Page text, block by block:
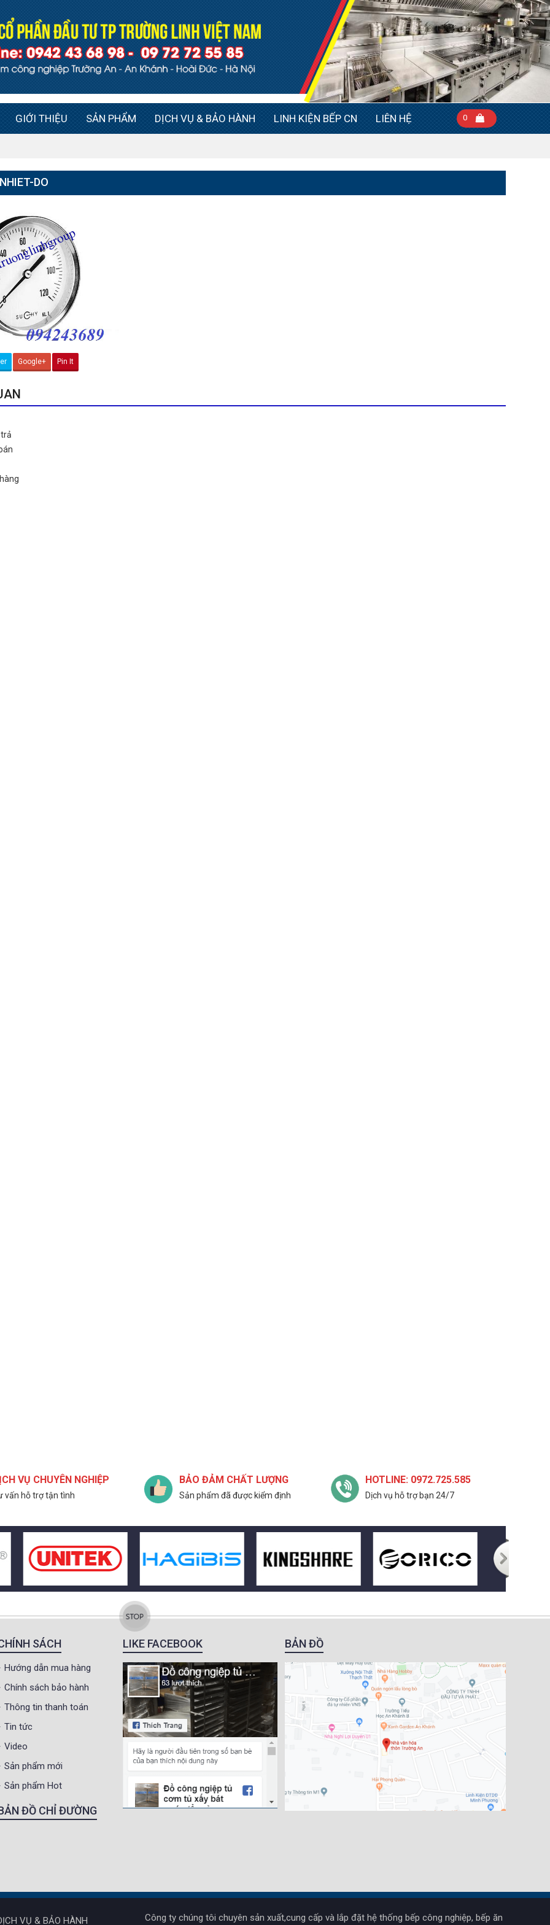
GIỚI THIỆU SẢN PHẨM DỊCH VỤ & BẢO HÀNH LINH KIỆN BẾP CN LIÊN HỆ 0
DO
Google+ Pin It
VỤ CHUYÊN NGHIỆP
vấn hỗ trợ tận tình
BẢO ĐẢM CHẤT LƯỢNG
Sản phẩm đã được kiểm định
HOTLINE: 0972.725.585
Dịch vụ hỗ trợ bạn 24/7
SÁCH
Hướng dẫn mua hàng
Chính sách bảo hành
Thông tin thanh toán
Tin tức
Video
Sản phẩm mới
Sản phẩm Hot
ĐỒ CHỈ ĐƯỜNG
LIKE FACEBOOK BẢN ĐỒ
VỤ & BẢO HÀNH Công ty chúng tôi chuyên sản xuất,cung cấp và lắp đặt hệ thống bếp công nghiệp, bếp ăn